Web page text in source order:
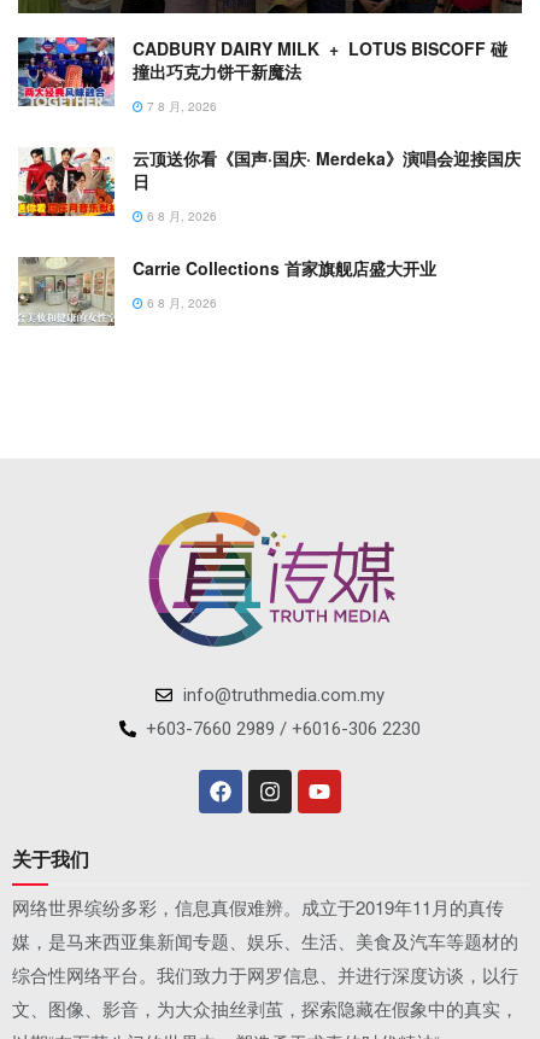
CADBURY DAIRY MILK + LOTUS BISCOFF 碰
撞出巧克力饼干新魔法
7 8 月, 2026
云顶送你看《国声·国庆· Merdeka》演唱会迎接国庆
日
6 8 月, 2026
Carrie Collections 首家旗舰店盛大开业
6 8 月, 2026
info@truthmedia.com.my
+603-7660 2989 / +6016-306 2230
关于我们
网络世界缤纷多彩，信息真假难辨。成立于2019年11月的真传
媒，是马来西亚集新闻专题、娱乐、生活、美食及汽车等题材的
综合性网络平台。我们致力于网罗信息、并进行深度访谈，以行
文、图像、影音，为大众抽丝剥茧，探索隐藏在假象中的真实，